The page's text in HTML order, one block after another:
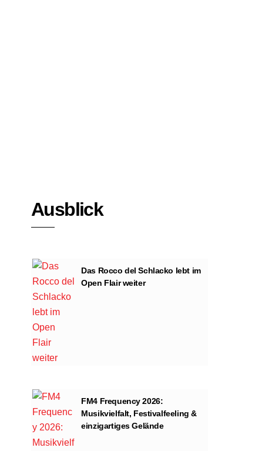
Ausblick
Das Rocco del Schlacko lebt im
Open Flair weiter
FM4 Frequency 2026:
Musikvielfalt, Festivalfeeling &
einzigartiges Gelände